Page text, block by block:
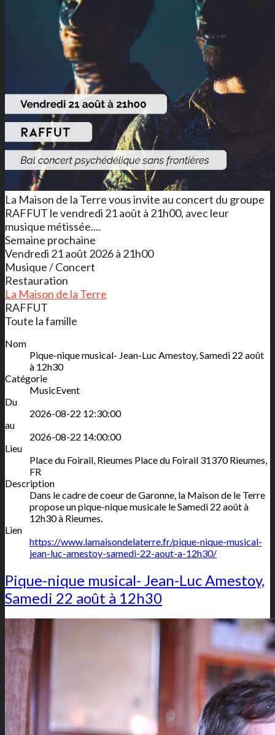
La Maison de la Terre vous invite au concert du groupe
RAFFUT le vendredi 21 août à 21h00, avec leur
musique métissée....
Semaine prochaine
Vendredi 21 août 2026 à 21h00
Musique / Concert
Restauration
La Maison de la Terre
RAFFUT
Toute la famille
Nom
Pique-nique musical- Jean-Luc Amestoy, Samedi 22 août
à 12h30
Catégorie
MusicEvent
Du
2026-08-22 12:30:00
au
2026-08-22 14:00:00
Lieu
Place du Foirail, Rieumes Place du Foirail 31370 Rieumes
FR
Description
Dans le cadre de coeur de Garonne, la Maison de le Terre
propose un pique-nique musicale le Samedi 22 août à
12h30 à Rieumes.
Lien
https://www.lamaisondelaterre.fr/pique-nique-musical-
jean-luc-amestoy-samedi-22-aout-a-12h30/
Pique-nique musical- Jean-Luc Amestoy,
Samedi 22 août à 12h30